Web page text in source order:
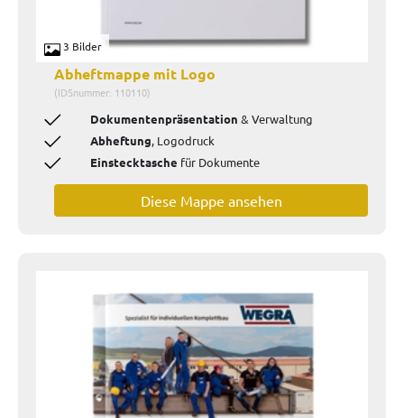
3 Bilder
Abheftmappe mit Logo
(IDSnummer: 110110)
Dokumentenpräsentation & Verwaltung
Abheftung, Logodruck
Einstecktasche für Dokumente
Diese Mappe ansehen